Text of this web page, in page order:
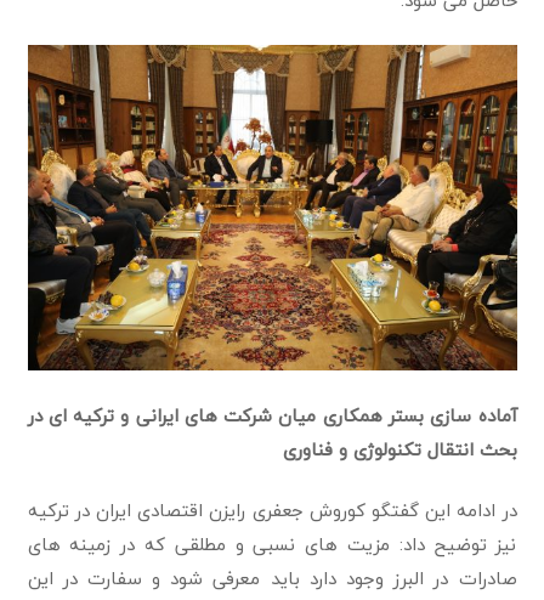
آماده سازی بستر همکاری میان شرکت های ایرانی و ترکیه ای در
بحث انتقال تکنولوژی و فناوری
در ادامه این گفتگو کوروش جعفری رایزن اقتصادی ایران در ترکیه
نیز توضیح داد: مزیت های نسبی و مطلقی که در زمینه های
صادرات در البرز وجود دارد باید معرفی شود و سفارت در این